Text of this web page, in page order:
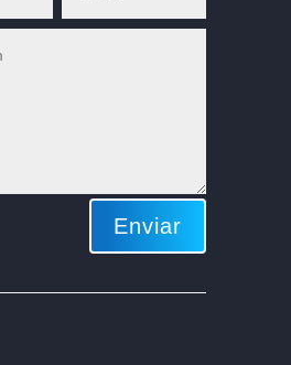
Enviar